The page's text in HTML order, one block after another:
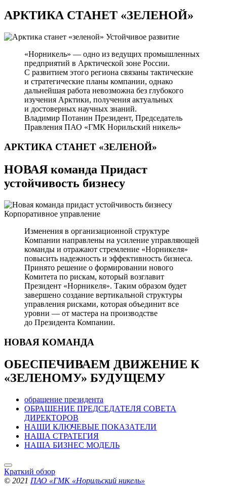
АРКТИКА СТАНЕТ «ЗЕЛЕНОЙ»
Устойчивое развитие
«Норникель» — одно из ведущих промышленных
предприятий в Арктической зоне России.
С развитием этого региона связаны тактические
и стратегические планы компании, однако
дальнейшая работа невозможна без глубокого
изучения Арктики, получения актуальных
и достоверных научных знаний.
Владимир Потанин Президент, Председатель
Правления ПАО «ГМК Норильский никель»
АРКТИКА СТАНЕТ «ЗЕЛЕНОЙ»
НОВАЯ команда Придаст
устойчивость бизнесу
Корпоративное управление
Изменения в организационной структуре
Компании направлены на усиление управляющей
команды и отражают стремление «Норникеля»
повысить надежность и эффективность бизнеса.
Принято решение о формировании нового
Комитета по рискам, который возглавит
Президент «Норникеля». Таким образом будет
завершено создание вертикальной структуры
управления рисками, которая объединит все
уровни — от мастера на производстве
до Президента Компании.
НОВАЯ КОМАНДА
ОБЕСПЕЧИВАЕМ ДВИЖЕНИЕ К
«ЗЕЛЕНОМУ» БУДУЩЕМУ
обращение президента
ОБРАЩЕНИЕ ПРЕДСЕДАТЕЛЯ СОВЕТА
ДИРЕКТОРОВ
НАШИ КЛЮЧЕВЫЕ ПОКАЗАТЕЛИ
НАША СТРАТЕГИЯ
НАША БИЗНЕС МОДЕЛЬ
Краткий обзор
© 2021 ПАО «ГМК «Норильский никель»